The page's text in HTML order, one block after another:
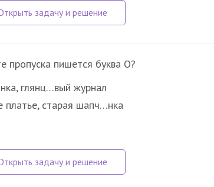
пропуска пишется буква О?
глянц…вый журнал
старая шапч…нка